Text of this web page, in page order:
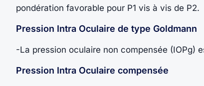
pondération favorable pour P1 vis à vis de P2.
Pression Intra Oculaire de type Goldmann
-La pression oculaire non compensée (IOPg)
Pression Intra Oculaire compensée